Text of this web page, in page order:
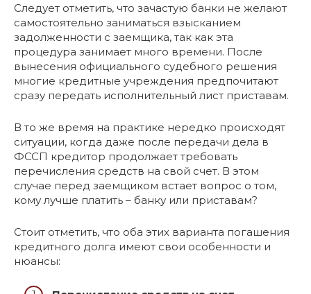
Следует отметить, что зачастую банки не желают
самостоятельно заниматься взысканием
задолженности с заемщика, так как эта
процедура занимает много времени. После
вынесения официального судебного решения
многие кредитные учреждения предпочитают
сразу передать исполнительный лист приставам.
В то же время на практике нередко происходят
ситуации, когда даже после передачи дела в
ФССП кредитор продолжает требовать
перечисления средств на свой счет. В этом
случае перед заемщиком встает вопрос о том,
кому лучше платить – банку или приставам?
Стоит отметить, что оба этих варианта погашения
кредитного долга имеют свои особенности и
нюансы: